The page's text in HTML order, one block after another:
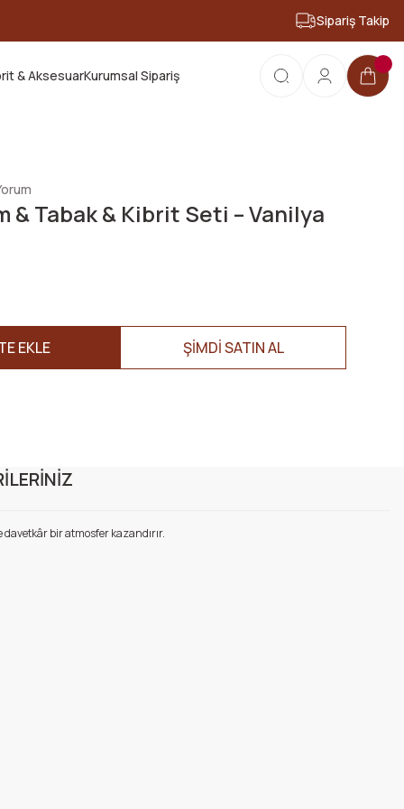
Sipariş Takip
& AksesuarKurumsal Sipariş
& Tabak & Kibrit Seti – Vanilya
EKLE ŞİMDİ SATIN AL
bir atmosfer kazandırır.